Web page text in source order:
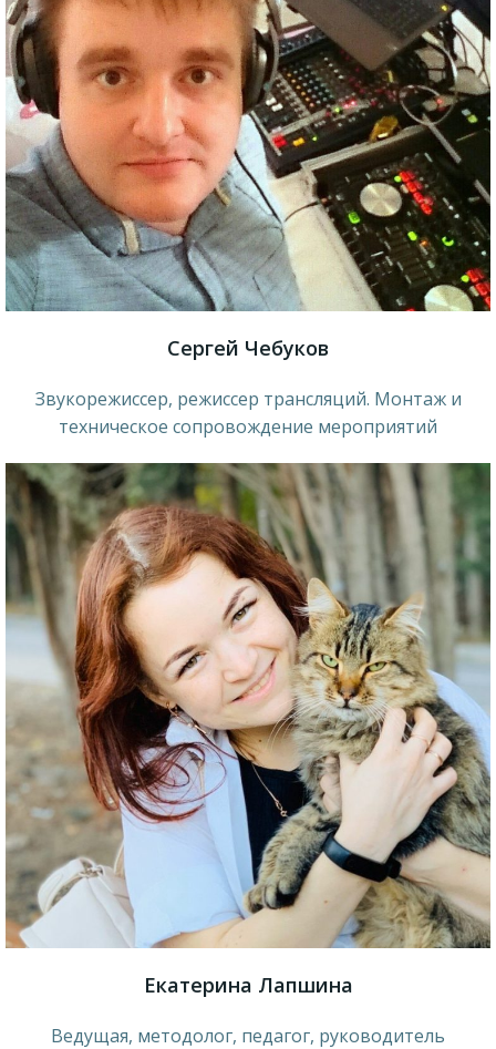
Сергей Чебуков
Звукорежиссер, режиссер трансляций. Монтаж и
техническое сопровождение мероприятий
Екатерина Лапшина
Ведущая, методолог, педагог, руководитель